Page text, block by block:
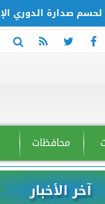
الدوري الإنجليزي
محافظات
آخر الأخبار